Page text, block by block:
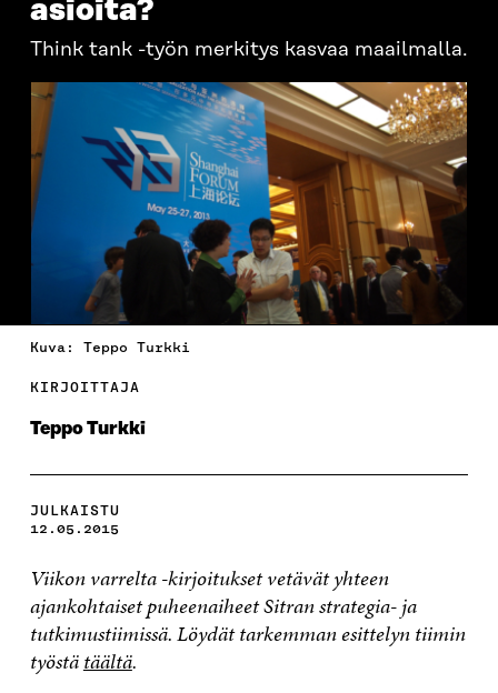
asioita?
Think tank -työn merkitys kasvaa maailmalla.
Kuva: Teppo Turkki
KIRJOITTAJA
Teppo Turkki
JULKAISTU
12.05.2015
Viikon varrelta -kirjoitukset vetävät yhteen
ajankohtaiset puheenaiheet Sitran strategia- ja
tutkimustiimissä. Löydät tarkemman esittelyn tiimin
työstätäältä.